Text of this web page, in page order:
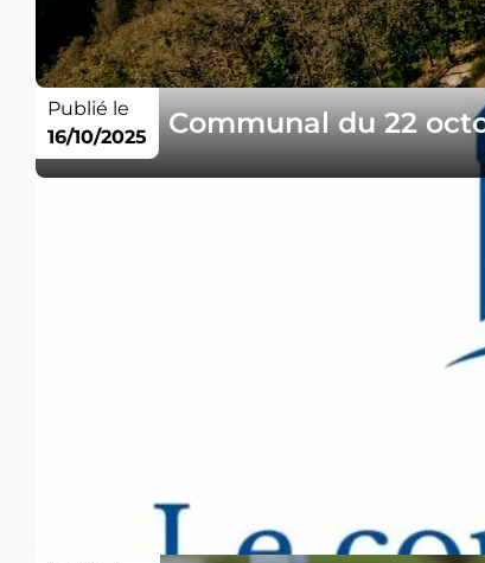
Conseil Communal du 22
Publié le
16/10/2025